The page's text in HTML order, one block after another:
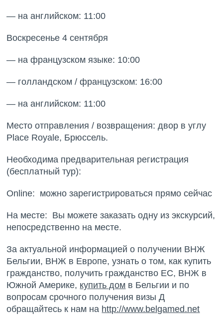
— на английском: 11:00
Воскресенье 4 сентября
— на французском языке: 10:00
— голландском / французском: 16:00
— на английском: 11:00
Место отправления / возвращения: двор в углу
Place Royale, Брюссель.
Необходима предварительная регистрация
(бесплатный тур):
Online: можно зарегистрироваться прямо сейчас
На месте: Вы можете заказать одну из экскурсий,
непосредственно на месте.
За актуальной информацией о получении ВНЖ
Бельгии, ВНЖ в Европе, узнать о том, как купить
гражданство, получить гражданство ЕС, ВНЖ в
Южной Америке, купить дом в Бельгии и по
вопросам срочного получения визы Д
обращайтесь к нам на http://www.belgamed.net